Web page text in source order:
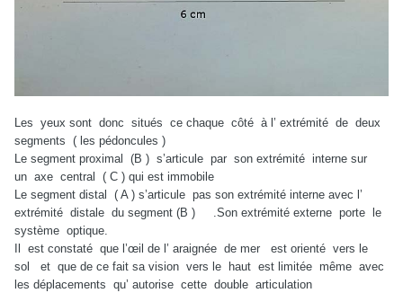
Les yeux sont donc situés ce chaque côté à l’ extrémité de deux
segments ( les pédoncules )
Le segment proximal
(B ) s’articule par son extrémité interne sur
un axe central
( C ) qui est immobile
Le segment distal
( A ) s’articule pas son extrémité interne avec l’
extrémité distale du segment (B ) .Son extrémité externe porte
le
système optique.
est constaté que l’œil de l’ araignée de mer est orienté vers le
sol
et que de ce fait sa vision vers le haut est limitée même avec
les déplacements qu’ autorise cette double articulation